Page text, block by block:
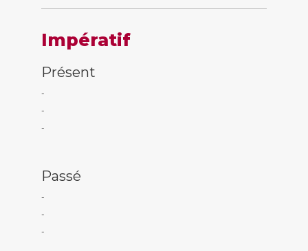
Impératif
Présent
-
-
-
Passé
-
-
-